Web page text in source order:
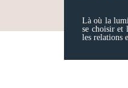
Là où la
se choisir et
les relations